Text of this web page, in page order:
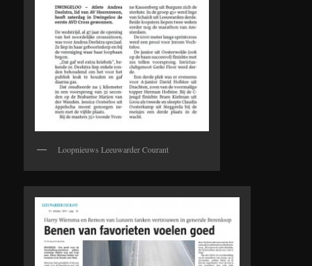
Loopnieuws Leeuwarder Courant